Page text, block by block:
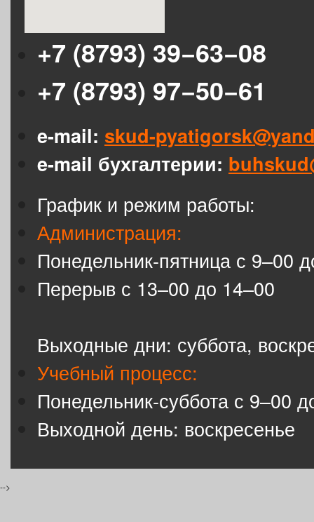
+7 (8793) 39−63−08
+7 (8793) 97−50−61
e-mail: skud-
e-mail бухгалтерии:
График и режим работы:
Администрация:
Понедельник-пятница с 9–00
Перерыв с 13–00 до 14–00
Выходные дни: суббота,
Учебный процесс:
Понедельник-суббота с 9–00
Выходной день: воскресенье
-->